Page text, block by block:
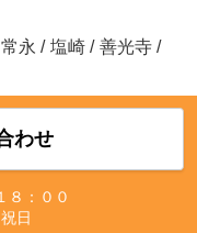
常永 / 塩崎 / 善光寺 /
わせ
８：００
日